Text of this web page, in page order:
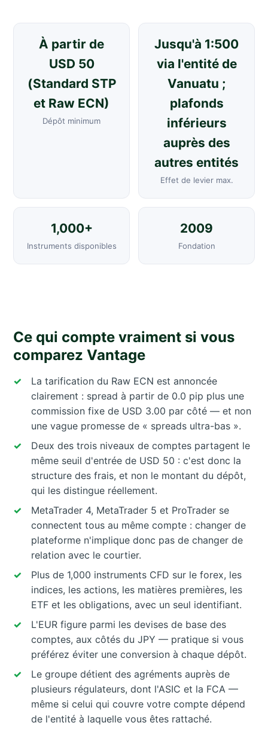
À partir de
USD 50
(Standard STP
et Raw ECN)
Dépôt minimum
Jusqu'à 1:500
via l'entité de
Vanuatu ;
plafonds
inférieurs
auprès des
autres entités
Effet de levier max.
1,000+
Instruments disponibles
2009
Fondation
Ce qui compte vraiment si vous
comparez Vantage
La tarification du Raw ECN est annoncée
clairement : spread à partir de 0.0 pip plus une
commission fixe de USD 3.00 par côté — et non
une vague promesse de « spreads ultra-bas ».
Deux des trois niveaux de comptes partagent le
même seuil d'entrée de USD 50 : c'est donc la
structure des frais, et non le montant du dépôt,
qui les distingue réellement.
MetaTrader 4, MetaTrader 5 et ProTrader se
connectent tous au même compte : changer de
plateforme n'implique donc pas de changer de
relation avec le courtier.
Plus de 1,000 instruments CFD sur le forex, les
indices, les actions, les matières premières, les
ETF et les obligations, avec un seul identifiant.
L'EUR figure parmi les devises de base des
comptes, aux côtés du JPY — pratique si vous
préférez éviter une conversion à chaque dépôt.
Le groupe détient des agréments auprès de
plusieurs régulateurs, dont l'ASIC et la FCA —
même si celui qui couvre votre compte dépend
de l'entité à laquelle vous êtes rattaché.